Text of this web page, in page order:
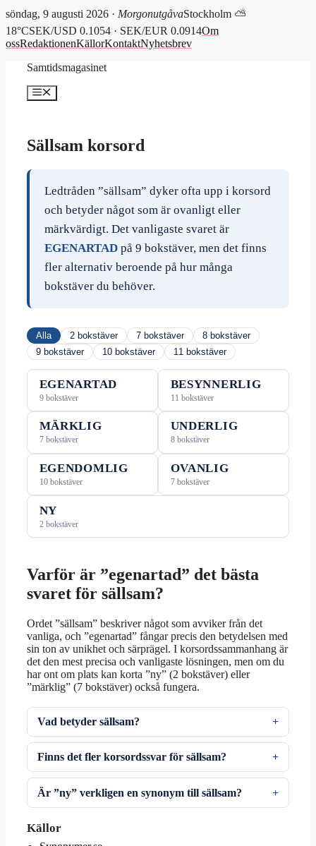
söndag, 9 augusti 2026 · MorgonutgåvaStockholm ⛅
18°CSEK/USD 0.1054 · SEK/EUR 0.0914Om
ossRedaktionenKällorKontaktNyhetsbrev
Samtidsmagasinet
Meny
Sällsam korsord
Ledtråden ”sällsam” dyker ofta upp i korsord
och betyder något som är ovanligt eller
märkvärdigt. Det vanligaste svaret är
EGENARTADpå 9 bokstäver, men det finns
fler alternativ beroende på hur många
bokstäver du behöver.
Alla 2 bokstäver 7 bokstäver
8 bokstäver
9 bokstäver
10 bokstäver 11 bokstäver
EGENARTAD
9 bokstäver
BESYNNERLIG
11 bokstäver
MÄRKLIG
7 bokstäver
UNDERLIG
8 bokstäver
EGENDOMLIG
10 bokstäver
OVANLIG
7 bokstäver
NY
2 bokstäver
Varför är ”egenartad” det bästa
svaret för sällsam?
Ordet ”sällsam” beskriver något som avviker från det
vanliga, och ”egenartad” fångar precis den betydelsen med
sin ton av unikhet och särprägel. I korsordssammanhang är
det den mest precisa och vanligaste lösningen, men om du
har ont om plats kan korta ”ny” (2 bokstäver) eller
”märklig” (7 bokstäver) också fungera.
Vad betyder sällsam?
Finns det fler korsordssvar för sällsam?
Är ”ny” verkligen en synonym till sällsam?
Källor